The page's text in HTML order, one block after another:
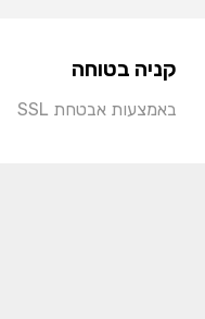
קניה בטוחה
באמצעות אבטחת SSL